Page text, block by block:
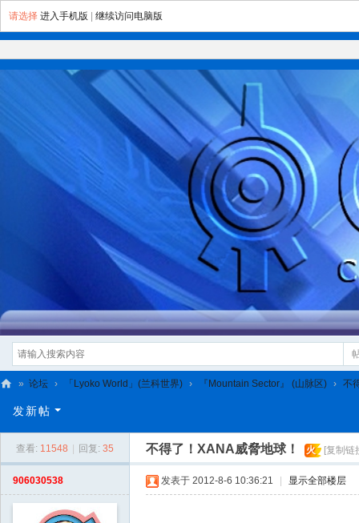
请选择 进入手机版 继续访问电脑版
L
» 论坛 › 「Lyoko World」(兰科世界) › 『Mountain Sector』 (山脉区) › 不
发新帖
查看: 11548 回复: 35 不得了！XANA威脅地球！ 火 [复制链
906030538 发表于 2012-8-6 10:36:21 显示全部楼层